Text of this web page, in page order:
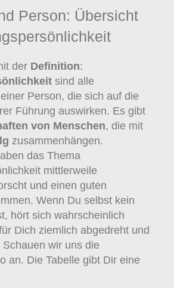
Person: Übersicht
der Definition:
sind alle
Person, die sich auf die
Führung auswirken. Es gibt
von Menschen, die mit
zusammenhängen.
das Thema
mittlerweile
und einen guten
Wenn Du selbst kein
hört sich wahrscheinlich
Dich ziemlich abgedreht und
wir uns die
an. Die Tabelle gibt Dir eine